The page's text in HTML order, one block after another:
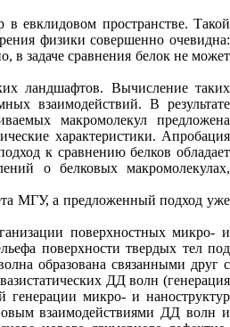
в евклидовом пространстве. Такой
физики совершенно очевидна:
в задаче сравнения белок не может
ландшафтов. Вычисление таких
взаимодействий. В результате
макромолекул предложена
характеристики. Апробация
к сравнению белков обладает
о белковых макромолекулах,
МГУ, а предложенный подход уже
поверхностных микро- и
поверхности твердых тел под
образована связанными друг с
ДД волн (генерация
генерации микро- и наноструктур
взаимодействиями ДД волн и